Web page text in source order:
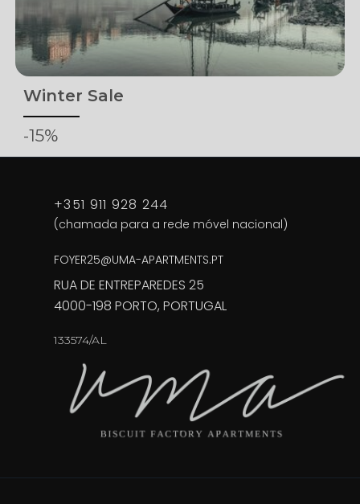
Winter Sale
-15%
+351 911 928 244
(chamada para a rede móvel nacional)
FOYER25@UMA-APARTMENTS.PT
RUA DE ENTREPAREDES 25
4000-198 PORTO, PORTUGAL
133574/AL